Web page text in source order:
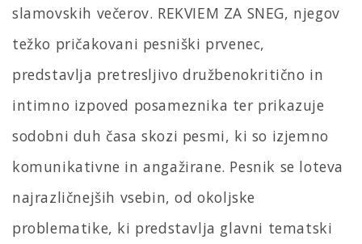
slamovskih večerov. REKVIEM ZA SNEG, njegov
težko pričakovani pesniški prvenec,
predstavlja pretresljivo družbenokritično in
intimno izpoved posameznika ter prikazuje
sodobni duh časa skozi pesmi, ki so izjemno
komunikativne in angažirane. Pesnik se loteva
najrazličnejših vsebin, od okoljske
problematike, ki predstavlja glavni tematski